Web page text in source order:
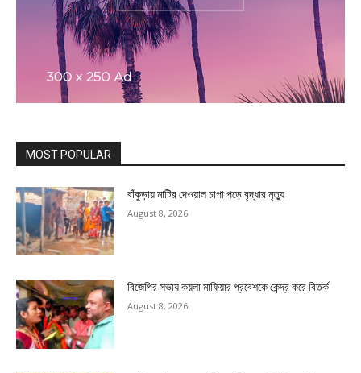
MOST POPULAR
বাঁকুড়ায় মাটির দেওয়াল চাপা পড়ে বৃদ্ধার মৃত্যু
August 8, 2026
বিজেপির সভায় কয়লা মাফিয়ার প্রবেশকে কেন্দ্র করে বিতর্ক
August 8, 2026